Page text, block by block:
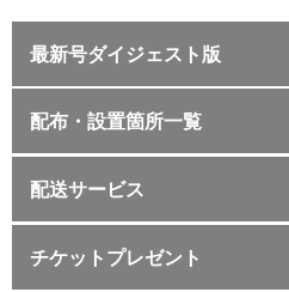
最新号ダイジェスト版
配布・設置箇所一覧
配送サービス
チケットプレゼント